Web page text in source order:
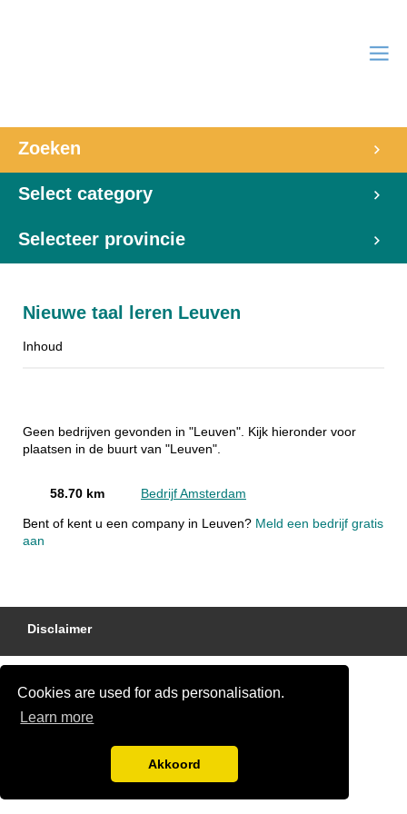
Cookies are used for ads personalisation.
Learn more
Akkoord
Zoeken
Select category
Selecteer provincie
Nieuwe taal leren Leuven
Inhoud
Geen bedrijven gevonden in "Leuven". Kijk hieronder voor
plaatsen in de buurt van "Leuven".
58.70 km Bedrijf Amsterdam
Bent of kent u een company in Leuven? Meld een bedrijf gratis
aan
Disclaimer